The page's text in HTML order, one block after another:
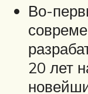
Во-
20 лет